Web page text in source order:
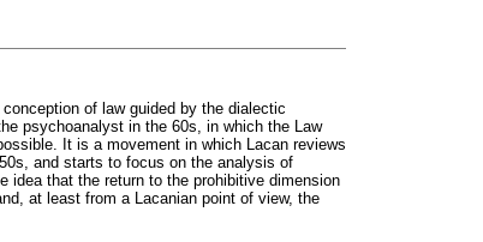
of law guided by the dialectic
psychoanalyst in the 60s, in which the Law
It is a movement in which Lacan reviews
and starts to focus on the analysis of
idea that the return to the prohibitive dimension
at least from a Lacanian point of view, the